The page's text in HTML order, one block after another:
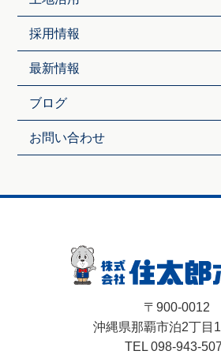
採用情報
最新情報
ブログ
お問い合わせ
〒900-0012
沖縄県那覇市泊2丁目
TEL 098-943-